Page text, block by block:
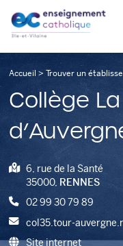
Accueil > Trouver un
Collège
6, rue de la Santé
35000,RENNES
02 99 30 79 89
col35.tour-
Site internet